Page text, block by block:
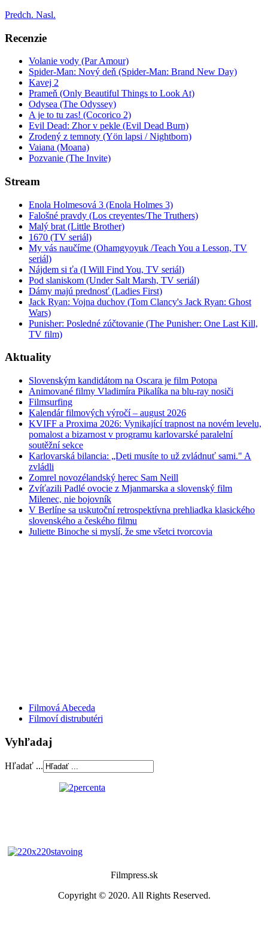
Predch. Nasl.
Recenzie
Volanie vody (Par Amour)
Spider-Man: Nový deň (Spider-Man: Brand New Day)
Kavej 2
Prameň (Only Beautiful Things to Look At)
Odysea (The Odyssey)
A je to tu zas! (Cocorico 2)
Evil Dead: Zhor v pekle (Evil Dead Burn)
Zrodený z temnoty (Yön lapsi / Nightborn)
Vaiana (Moana)
Pozvanie (The Invite)
Stream
Enola Holmesová 3 (Enola Holmes 3)
Falošné pravdy (Los creyentes/The Truthers)
Malý brat (Little Brother)
1670 (TV seriál)
My vás naučíme (Ohamgyoyuk /Teach You a Lesson, TV
seriál)
Nájdem si ťa (I Will Find You, TV seriál)
Pod slaniskom (Under Salt Marsh, TV seriál)
Dámy majú prednosť (Ladies First)
Jack Ryan: Vojna duchov (Tom Clancy's Jack Ryan: Ghost
Wars)
Punisher: Posledné zúčtovanie (The Punisher: One Last Kill,
TV film)
Aktuality
Slovenským kandidátom na Oscara je film Potopa
Animované filmy Vladimíra Pikalíka na blu-ray nosiči
Filmsurfing
Kalendár filmových výročí – august 2026
KVIFF a Proxima 2026: Vynikající trapnost na novém levelu,
pomalost a bizarnost v programu karlovarské paralelní
soutěžní sekce
Karlovarská bilancia: „Deti musíte to už zvládnuť sami." A
zvládli
Zomrel novozélandský herec Sam Neill
Zvíťazili Padlé ovocie z Mjanmarska a slovenský film
Milenec, nie bojovník
V Berlíne sa uskutoční retrospektívna prehliadka klasického
slovenského a českého filmu
Juliette Binoche si myslí, že sme všetci tvorcovia
Filmová Abeceda
Filmoví distrubutéri
Vyhľadaj
Hľadať ...
Filmpress.sk
Copyright © 2020. All Rights Reserved.